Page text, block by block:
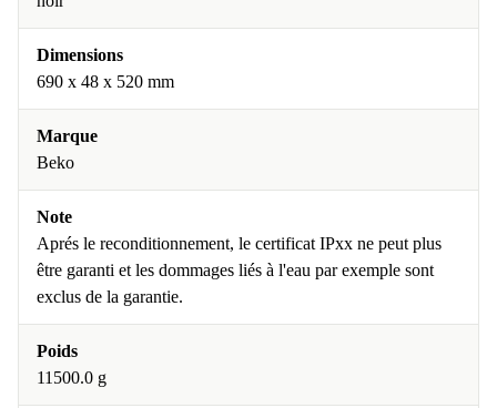
Dimensions
690 x 48 x 520 mm
Marque
Beko
Note
Aprés le reconditionnement, le certificat IPxx ne peut plus
être garanti et les dommages liés à l'eau par exemple sont
exclus de la garantie.
Poids
11500.0 g